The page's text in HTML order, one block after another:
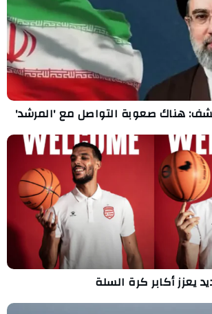
هناك صعوبة التواصل مع 'المرشد'
يعزز أكابر كرة السلة